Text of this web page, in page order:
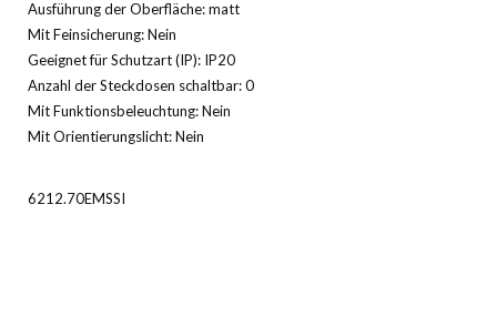
Ausführung der Oberfläche: matt
Mit Feinsicherung: Nein
Geeignet für Schutzart (IP): IP20
Anzahl der Steckdosen schaltbar: 0
Mit Funktionsbeleuchtung: Nein
Mit Orientierungslicht: Nein
6212.70EMSSI